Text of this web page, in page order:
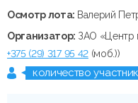
Осмотр лота: Валерий
Организатор: ЗАО «Центр
+375 (29) 317 95 42(моб.))
количество